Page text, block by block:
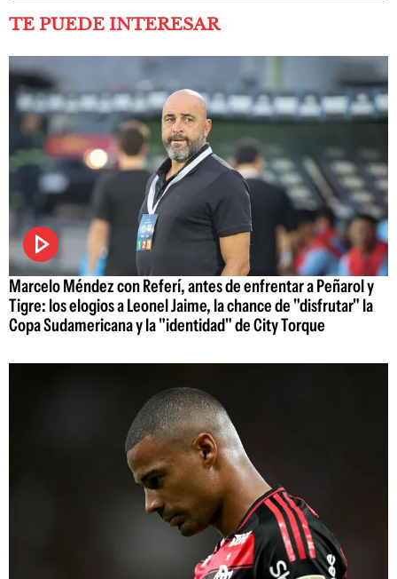
TE PUEDE INTERESAR
Marcelo Méndez con Referí, antes de enfrentar a Peñarol y
Tigre: los elogios a Leonel Jaime, la chance de "disfrutar" la
Copa Sudamericana y la "identidad" de City Torque